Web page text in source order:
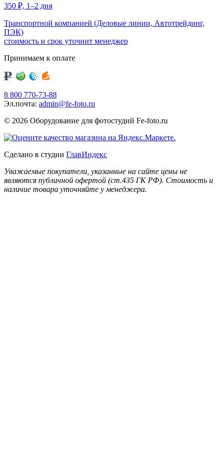
350 ₽, 1–2 дня
Транспортной компанией (Деловые линии, Автотрейдинг,
ПЭК)
стоимость и срок уточнит менеджер
Принимаем к оплате
8 800 770-73-88
Эл.почта: admin@fe-foto.ru
© 2026 Оборудование для фотостудий Fe-foto.ru
Сделано в студии ГлавИндекс
Уважаемые покупатели, указанные на сайте цены не
являются публичной офертой (ст.435 ГК РФ). Стоимость и
наличие товара уточняйте у менеджера.